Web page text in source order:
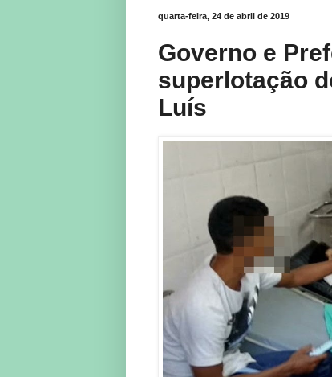
quarta-feira, 24 de abril de 2019
Governo e
superlotação
Luís